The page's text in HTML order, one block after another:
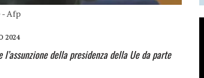
- Afp
2024
della presidenza della Ue da parte